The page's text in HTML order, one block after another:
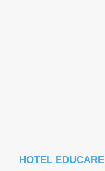
HOTEL EDUCARE